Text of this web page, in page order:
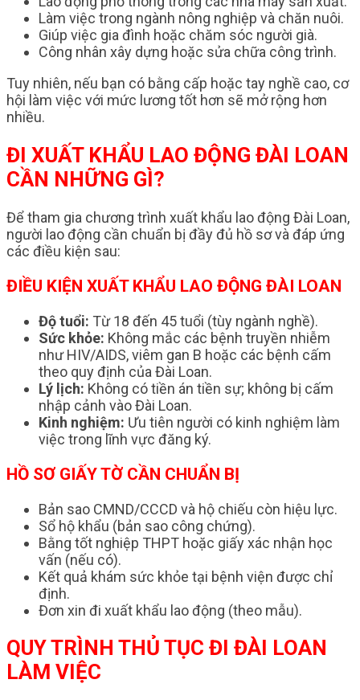
Làm việc trong ngành nông nghiệp và chăn nuôi.
Giúp việc gia đình hoặc chăm sóc người già.
Công nhân xây dựng hoặc sửa chữa công trình.
Tuy nhiên, nếu bạn có bằng cấp hoặc tay nghề cao, cơ
hội làm việc với mức lương tốt hơn sẽ mở rộng hơn
nhiều.
ĐI XUẤT KHẨU LAO ĐỘNG ĐÀI LOAN
CẦN NHỮNG GÌ?
Để tham gia chương trình xuất khẩu lao động Đài Loan,
người lao động cần chuẩn bị đầy đủ hồ sơ và đáp ứng
các điều kiện sau:
ĐIỀU KIỆN XUẤT KHẨU LAO ĐỘNG ĐÀI LOAN
Độ tuổi: Từ 18 đến 45 tuổi (tùy ngành nghề).
Sức khỏe: Không mắc các bệnh truyền nhiễm
như HIV/AIDS, viêm gan B hoặc các bệnh cấm
theo quy định của Đài Loan.
Lý lịch: Không có tiền án tiền sự; không bị cấm
nhập cảnh vào Đài Loan.
Kinh nghiệm: Ưu tiên người có kinh nghiệm làm
việc trong lĩnh vực đăng ký.
HỒ SƠ GIẤY TỜ CẦN CHUẨN BỊ
Bản sao CMND/CCCD và hộ chiếu còn hiệu lực.
Sổ hộ khẩu (bản sao công chứng).
Bằng tốt nghiệp THPT hoặc giấy xác nhận học
vấn (nếu có).
Kết quả khám sức khỏe tại bệnh viện được chỉ
định.
Đơn xin đi xuất khẩu lao động (theo mẫu).
QUY TRÌNH THỦ TỤC ĐI ĐÀI LOAN
LÀM VIỆC